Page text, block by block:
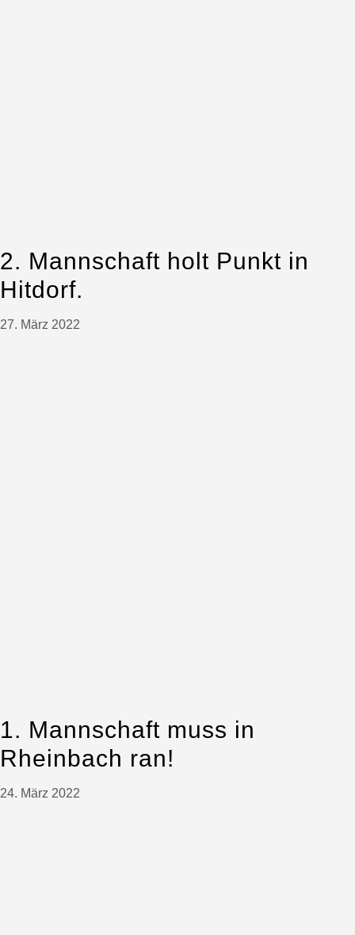
2. Mannschaft holt Punkt in
Hitdorf.
27. März 2022
1. Mannschaft muss in
Rheinbach ran!
24. März 2022